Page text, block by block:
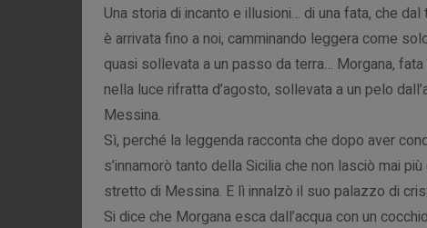
Una storia di incanto e illusioni… di una fata, che
è arrivata fino a noi, camminando leggera come
quasi sollevata a un passo da terra… Morgana,
nella luce rifratta d’agosto, sollevata a un pelo
Messina.
Sì, perché la leggenda racconta che dopo aver
s’innamorò tanto della Sicilia che non lasciò mai
stretto di Messina. E lì innalzò il suo palazzo di
Si dice che Morgana esca dall’acqua con un